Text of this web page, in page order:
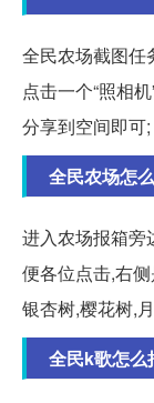
全民农场截图任
点击一个“照相
分享到空间即可;
全民农场怎
进入农场报箱旁
便各位点击,右
银杏树,樱花树,
全民k歌怎么